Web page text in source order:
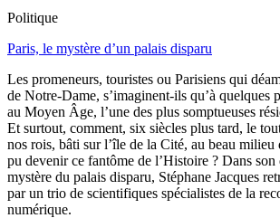
Politique
Paris, le mystère d’un palais disparu
Les promeneurs, touristes ou Parisiens qui
de Notre-Dame, s’imaginent-ils qu’à quelques
au Moyen Âge, l’une des plus somptueuses
Et surtout, comment, six siècles plus tard, le
nos rois, bâti sur l’île de la Cité, au beau milieu
pu devenir ce fantôme de l’Histoire ? Dans
mystère du palais disparu, Stéphane Jacques
par un trio de scientifiques spécialistes de la
numérique.